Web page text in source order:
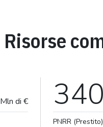
Risorse
Mln di € 340
PNRR (Prestito)